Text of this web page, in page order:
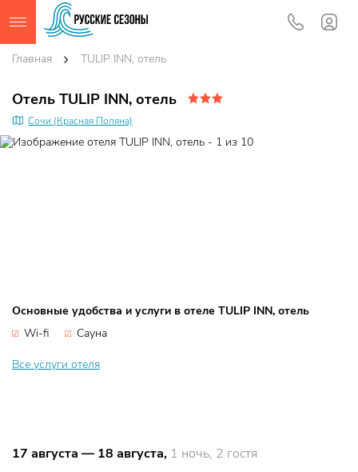
Главная TULIP INN, отель
Отель TULIP INN, отель
Сочи (Красная Поляна)
Основные удобства и услуги в отеле TULIP INN, отель
Wi-fi Сауна
Все услуги отеля
17 августа — 18 августа, 1 ночь, 2 гостя